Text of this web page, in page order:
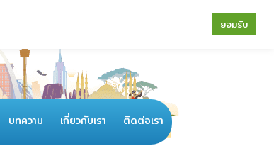
บทความ เกี่ยวกับเรา ติดต่อเรา
ยอมรับ